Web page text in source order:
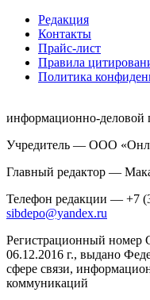
Редакция
Контакты
Прайс-лист
Правила
Политика
информационно-деловой
Учредитель — ООО
Главный редактор —
Телефон редакции — +7
sibdepo@yandex.ru
Регистрационный
06.12.2016 г., выдано
сфере связи,
коммуникаций